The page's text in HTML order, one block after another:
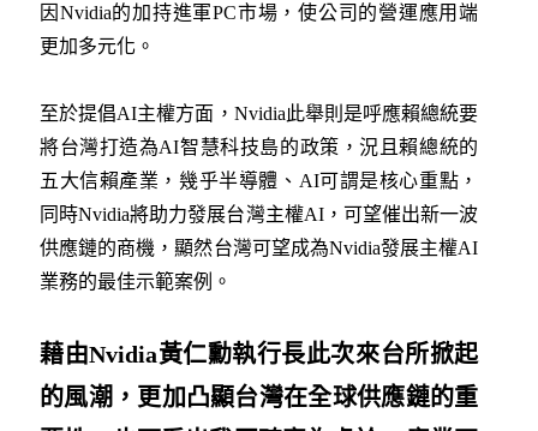
因Nvidia的加持進軍PC市場，使公司的營運應用端
更加多元化。
至於提倡AI主權方面，Nvidia此舉則是呼應賴總統要
將台灣打造為AI智慧科技島的政策，況且賴總統的
五大信賴產業，幾乎半導體、AI可謂是核心重點，
同時Nvidia將助力發展台灣主權AI，可望催出新一波
供應鏈的商機，顯然台灣可望成為Nvidia發展主權AI
業務的最佳示範案例。
藉由Nvidia黃仁勳執行長此次來台所掀起
的風潮，更加凸顯台灣在全球供應鏈的重